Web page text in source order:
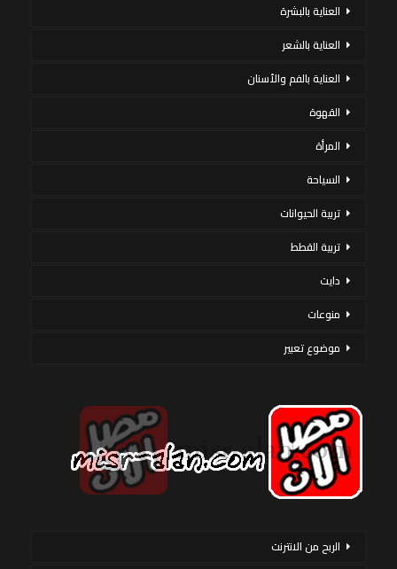
العناية بالبشرة
العناية بالشعر
العناية بالفم والأسنان
القهوة
المرأة
السياحة
تربية الحيوانات
تربية القطط
دايت
منوعات
موضوع تعبير
الربح من الانترنت